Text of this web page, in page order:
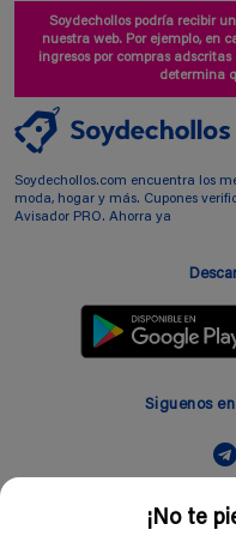
¡No te
Soydechollos podría recibir
nuestra web. Por ejemplo, en
ingresos por compras
determina
Soydechollos.com encuentra los
moda, hogar y más. Cupones
Avisador PRO. Ahorra ya
Siguenos